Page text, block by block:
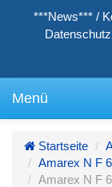
***News*** /
Datenschutz
Menü
Startseite
Amarex N F
Amarex N F